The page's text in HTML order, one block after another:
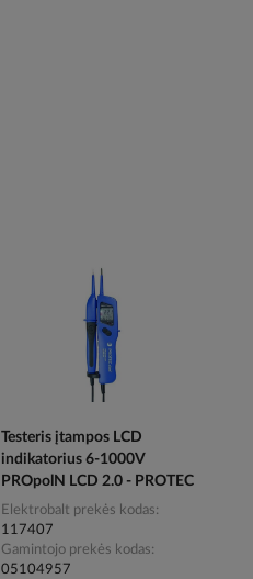
Testeris įtampos LCD
indikatorius 6-1000V
PROpolN LCD 2.0 - PROTEC
Elektrobalt prekės kodas
117407
Gamintojo prekės kodas
05104957